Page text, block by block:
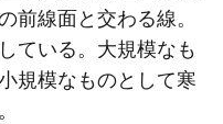
前線面と交わる線。
ている。大規模なも
規模なものとして寒